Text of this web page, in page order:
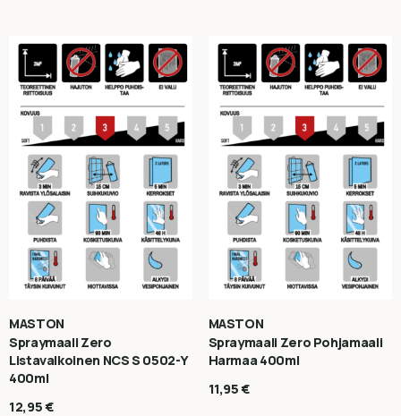
MASTON
Spraymaali Zero
Listavalkoinen NCS S 0502-Y
400ml
12,95€
MASTON
Spraymaali Zero Pohjamaali
Harmaa 400ml
11,95€